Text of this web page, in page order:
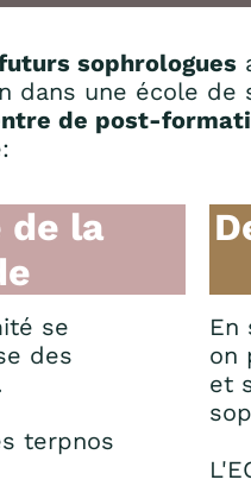
sophrologues
dans une école de
de post-
de la
se
des
terpnos
En
on
et